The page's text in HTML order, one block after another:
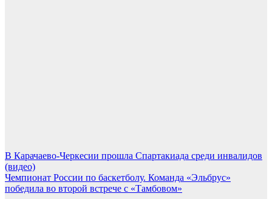
Навигация
по
записям
В Карачаево-Черкесии прошла Спартакиада среди инвалидов
(видео)
Чемпионат России по баскетболу. Команда «Эльбрус»
победила во второй встрече с «Тамбовом»